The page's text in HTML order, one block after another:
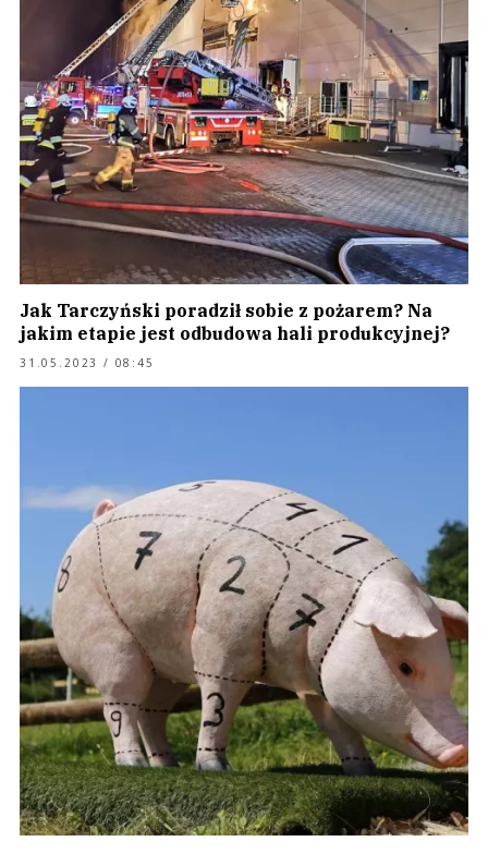
Jak Tarczyński poradził sobie z pożarem? Na
jakim etapie jest odbudowa hali produkcyjnej?
31.05.2023 / 08:45